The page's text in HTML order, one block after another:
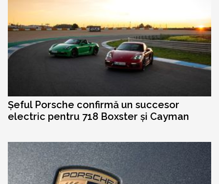
Șeful Porsche confirmă un succesor
electric pentru 718 Boxster și Cayman